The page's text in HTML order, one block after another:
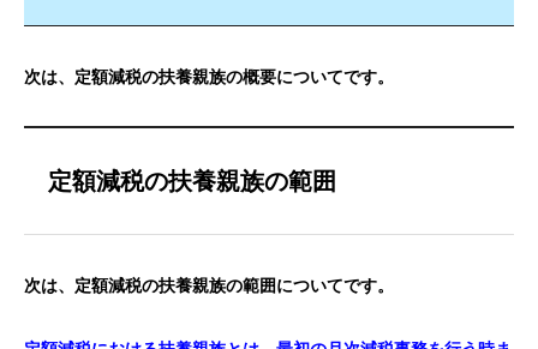
次は、定額減税の扶養親族の概要についてです。
定額減税の扶養親族の範囲
次は、定額減税の扶養親族の範囲についてです。